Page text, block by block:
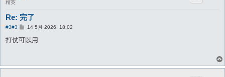
精英
Re: 完了
#3#3
帖14 5月 2026, 18:02
打仗可以用